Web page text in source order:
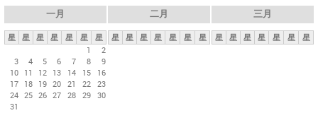
一月
星 星 星 星 星 星
星
1
2
3
4 5 6 7 8
9
10 11 12 13 14 15
16
17 18 19 20 21 22 23
24 25 26 27 28 29 30
31
二月
星 星 星 星 星 星 星
三月
星 星 星 星 星 星 星